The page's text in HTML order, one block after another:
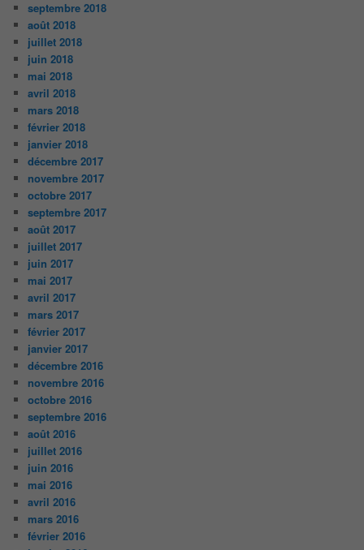
septembre 2018
août 2018
juillet 2018
juin 2018
mai 2018
avril 2018
mars 2018
février 2018
janvier 2018
décembre 2017
novembre 2017
octobre 2017
septembre 2017
août 2017
juillet 2017
juin 2017
mai 2017
avril 2017
mars 2017
février 2017
janvier 2017
décembre 2016
novembre 2016
octobre 2016
septembre 2016
août 2016
juillet 2016
juin 2016
mai 2016
avril 2016
mars 2016
février 2016